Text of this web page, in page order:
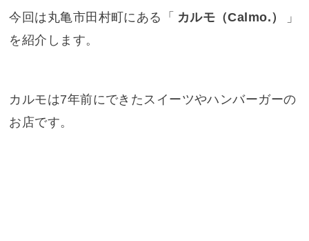
今回は丸亀市田村町にある「 カルモ（Calmo.）
」
を紹介します。
カルモは7年前にできたスイーツやハンバーガーの
お店です。